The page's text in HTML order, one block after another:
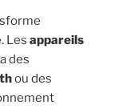
Les appareils
des
ou des